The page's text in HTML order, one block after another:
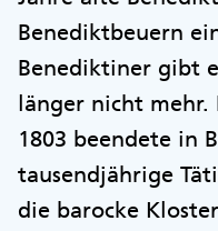
Benediktbeuern
Benediktiner gibt
länger nicht mehr.
1803 beendete in
tausendjährige
die barocke